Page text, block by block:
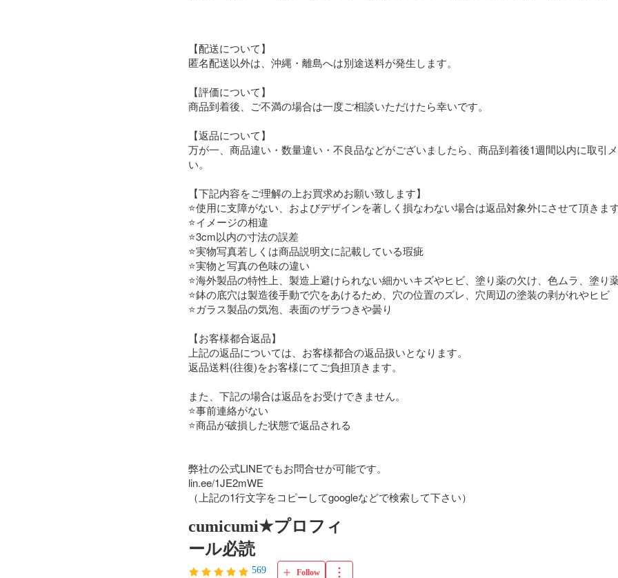
cumicumi★プロフィ
ール必読
569 Follow
【配送について】
匿名配送以外は、沖縄・離島へは別途送料が発生します。
【評価について】
商品到着後、ご不満の場合は一度ご相談いただけたら幸いです。
【返品について】
万が一、商品違い・数量違い・不良品などがございましたら、商品到着後1週間以内に取引
い。
【下記内容をご理解の上お買求めお願い致します】
⭐使用に支障がない、およびデザインを著しく損なわない場合は返品対象外にさせて頂きま
⭐️イメージの相違
⭐3cm以内の寸法の誤差
⭐実物写真若しくは商品説明文に記載している瑕疵
⭐実物と写真の色味の違い
⭐海外製品の特性上、製造上避けられない細かいキズやヒビ、塗り薬の欠け、色ムラ、塗り
⭐鉢の底穴は製造後手動で穴をあけるため、穴の位置のズレ、穴周辺の塗装の剥がれやヒビ
⭐ガラス製品の気泡、表面のザラつきや曇り
【お客様都合返品】
上記の返品については、お客様都合の返品扱いとなります。
返品送料(往復)をお客様にてご負担頂きます。
また、下記の場合は返品をお受けできません。
⭐事前連絡がない
⭐商品が破損した状態で返品される
弊社の公式LINEでもお問合せが可能です。
lin.ee/1JE2mWE
（上記の1行文字をコピーしてgoogleなどで検索して下さい）